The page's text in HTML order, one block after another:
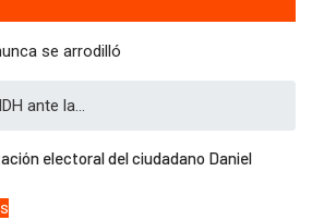
se arrodilló
ante la…
electoral del ciudadano Daniel